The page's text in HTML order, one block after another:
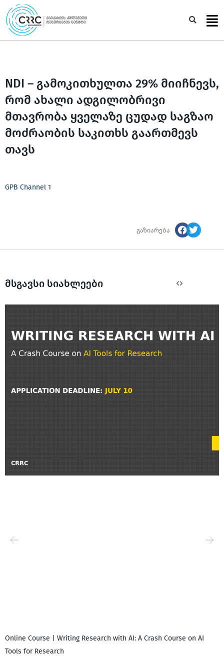
Skip
to
content
NDI – გამოკითხულთა 29% მიიჩნევს,
რომ ახალი ადგილობრივი
მთავრობა ყველაზე ცუდად საგზაო
მოძრაობის საკითხს გაართმევს
თავს
GPB Channel 1
გაზიარება
მსგავსი სიახლეები
Online Course | Writing Research with AI: A Crash Course on AI
Tools for Research